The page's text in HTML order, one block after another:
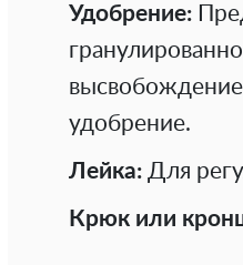
Удобрение:
удобрение.
Лейка: Для
Крюк или